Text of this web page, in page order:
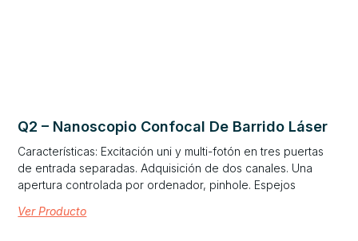
Q2 – Nanoscopio Confocal De Barrido Láser
Características: Excitación uni y multi-fotón en tres puertas
de entrada separadas. Adquisición de dos canales. Una
apertura controlada por ordenador, pinhole. Espejos
Ver Producto